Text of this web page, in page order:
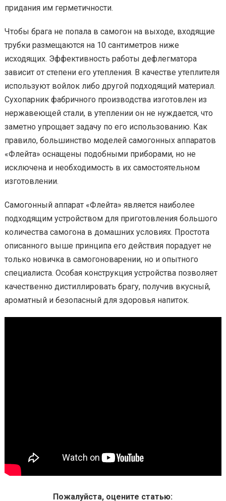
придания им герметичности.
Чтобы брага не попала в самогон на выходе, входящие
трубки размещаются на 10 сантиметров ниже
исходящих. Эффективность работы дефлегматора
зависит от степени его утепления. В качестве утеплителя
используют войлок либо другой подходящий материал.
Сухопарник фабричного производства изготовлен из
нержавеющей стали, в утеплении он не нуждается, что
заметно упрощает задачу по его использованию. Как
правило, большинство моделей самогонных аппаратов
«Флейта» оснащены подобными приборами, но не
исключена и необходимость в их самостоятельном
изготовлении.
Самогонный аппарат «Флейта» является наиболее
подходящим устройством для приготовления большого
количества самогона в домашних условиях. Простота
описанного выше принципа его действия порадует не
только новичка в самогоноварении, но и опытного
специалиста. Особая конструкция устройства позволяет
качественно дистиллировать брагу, получив вкусный,
ароматный и безопасный для здоровья напиток.
Пожалуйста, оцените статью: